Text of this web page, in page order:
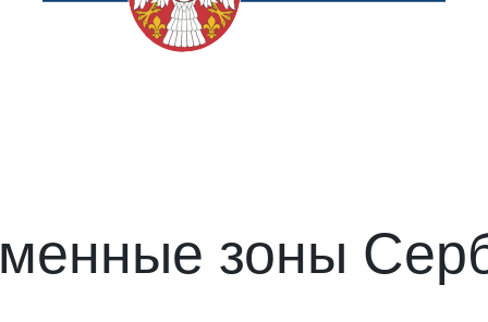
зоны